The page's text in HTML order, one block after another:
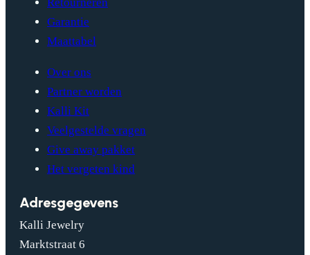
Retourneren
Garantie
Maattabel
Over ons
Partner worden
Kalli Kit
Veelgestelde vragen
Give away pakket
Het vergeten kind
Adresgegevens
Kalli Jewelry
Marktstraat 6